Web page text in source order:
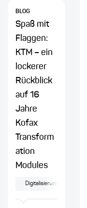
BLOG
Spaß mit
Flaggen:
KTM – ein
lockerer
Rückblick
auf 16
Jahre
Kofax
Transform
ation
Modules
Digitalisierung